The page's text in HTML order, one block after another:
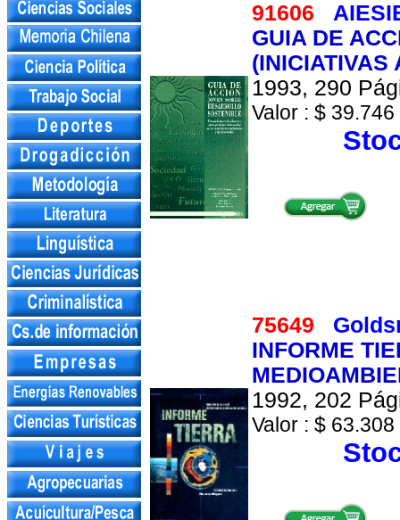
91606
GUIA DE
(INICIATIVAS
1993, 290
Valor : $
75649
INFORME
1992, 202
Valor : $